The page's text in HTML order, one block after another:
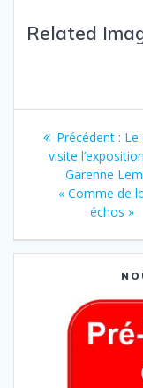
Related
Précédent : Le
visite
Garenne
« Comme de
échos »